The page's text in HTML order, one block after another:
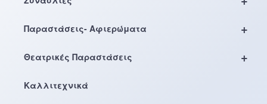
+
Παραστάσεις- Αφιερώματα
+
Θεατρικές Παραστάσεις
Καλλιτεχνικά